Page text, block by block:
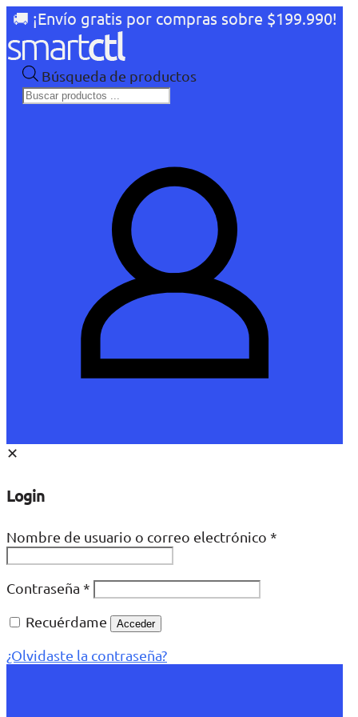
🚚 ¡Envío gratis por compras sobre $199.990!
Búsqueda de productos
✕
Login
Nombre de usuario o correo electrónico *
Contraseña *
Recuérdame
Acceder
¿Olvidaste la contraseña?